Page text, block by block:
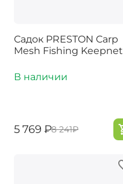
Садок PRESTON Carp
Mesh Fishing Keepnet
В наличии
‍5 769‍ ₽‍8 241‍₽